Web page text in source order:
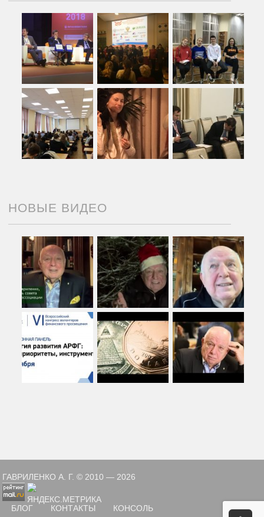
НОВЫЕ ВИДЕО
ГАВРИЛЕНКО А. Г. © 2010 — 2026
БЛОГ КОНТАКТЫ КОНСОЛЬ